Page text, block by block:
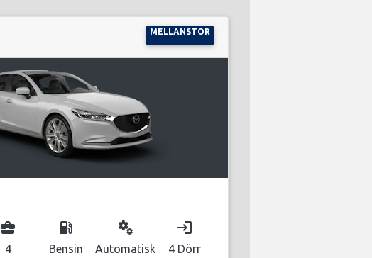
MELLANSTOR
business_center
4
local_gas_station
Bensin
miscellaneous_services
Automatisk
login
4 Dörr